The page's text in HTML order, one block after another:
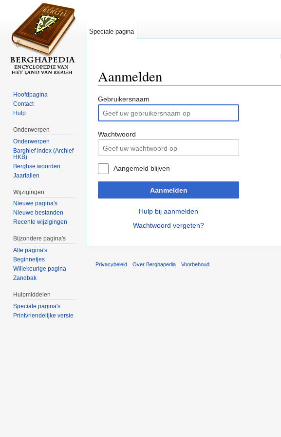
Aanmelden
Gebruikersnaam
Wachtwoord
Aangemeld blijven
Aanmelden
Hulp bij aanmelden
Wachtwoord vergeten?
Speciale pagina
Hoofdpagina
Contact
Hulp
Onderwerpen
Onderwerpen
Barghief Index (Archief
HKB)
Berghse woorden
Jaartallen
Wijzigingen
Nieuwe pagina's
Nieuwe bestanden
Recente wijzigingen
Bijzondere pagina's
Alle pagina's
Beginnetjes
Willekeurige pagina
Zandbak
Hulpmiddelen
Speciale pagina's
Printvriendelijke versie
Privacybeleid Over Berghapedia Voorbehoud